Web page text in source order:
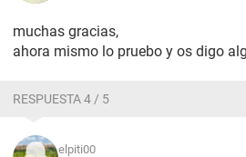
muchas gracias,
ahora mismo lo pruebo y os digo
RESPUESTA 4 / 5
elpiti00